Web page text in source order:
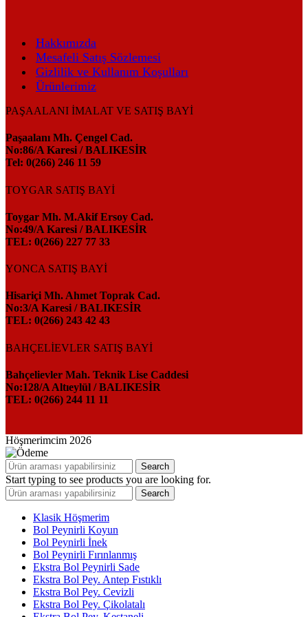
Hakkımızda
Mesafeli Satış Sözlemesi
Gizlilik ve Kullanım Koşulları
Ürünlerimiz
PAŞAALANI İMALAT VE SATIŞ BAYİ
Paşaalanı Mh. Çengel Cad.
No:86/A Karesi / BALIKESİR
Tel: 0(266) 246 11 59
TOYGAR SATIŞ BAYİ
Toygar Mh. M.Akif Ersoy Cad.
No:49/A Karesi / BALIKESİR
TEL: 0(266) 227 77 33
YONCA SATIŞ BAYİ
Hisariçi Mh. Ahmet Toprak Cad.
No:3/A Karesi / BALIKESİR
TEL: 0(266) 243 42 43
BAHÇELİEVLER SATIŞ BAYİ
Bahçelievler Mah. Teknik Lise Caddesi
No:128/A Altıeylül / BALIKESİR
TEL: 0(266) 244 11 11
Höşmerimcim 2026
Search
Start typing to see products you are looking for.
Search
Klasik Höşmerim
Bol Peynirli Koyun
Bol Peynirli İnek
Bol Peynirli Fırınlanmış
Ekstra Bol Peynirli Sade
Ekstra Bol Pey. Antep Fıstıklı
Ekstra Bol Pey. Cevizli
Ekstra Bol Pey. Çikolatalı